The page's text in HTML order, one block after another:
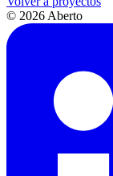
© 2026 Aberto